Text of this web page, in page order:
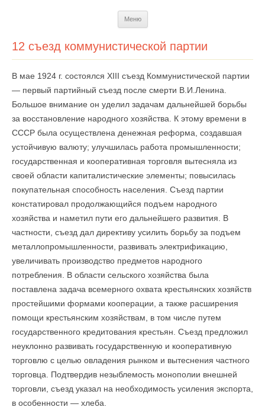
Меню
12 съезд коммунистической партии
В мае 1924 г. состоялся XIII съезд Коммунистиче­ской партии
— первый партийный съезд после смерти В.И.Ленина.
Большое внимание он уделил задачам дальнейшей борьбы
за восстановление народного хозяйства. К этому времени в
СССР была осуществлена денежная реформа, создавшая
устойчивую валюту; улучшилась работа промышленности;
государственная и кооперативная торговля вытесняла из
своей области капиталистические элементы; повысилась
покупательная способность населения. Съезд партии
констатировал продолжающийся подъем народного
хозяйства и наметил пути его дальнейшего развития. В
частности, съезд дал директиву усилить борьбу за подъем
металлопро­мышленности, развивать электрификацию,
увеличивать производство предметов народного
потребления. В области сельского хозяйства была
поставлена задача всемерного охвата крестьянских хозяйств
простейшими формами кооперации, а также расширения
помощи крестьянским хозяйствам, в том числе путем
государственного кредитования крестьян. Съезд предложил
не­уклонно развивать государственную и кооперативную
торговлю с целью овладения рынком и вытеснения частного
торговца. Подтвердив незыблемость монополии внешней
торговли, съезд указал на необходимость усиления экспорта,
в особенности — хлеба.